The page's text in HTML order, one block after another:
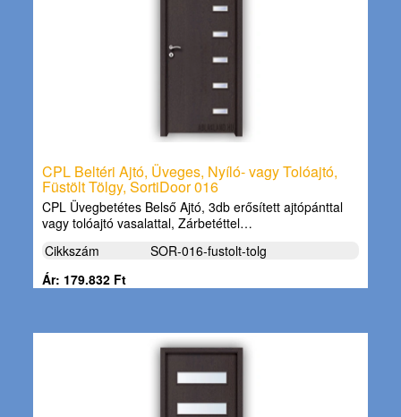
CPL Beltéri Ajtó, Üveges, Nyíló- vagy Tolóajtó,
Füstölt Tölgy, SortiDoor 016
CPL Üvegbetétes Belső Ajtó, 3db erősített ajtópánttal
vagy tolóajtó vasalattal, Zárbetéttel…
Cikkszám
SOR-016-fustolt-tolg
Ár: 179.832 Ft